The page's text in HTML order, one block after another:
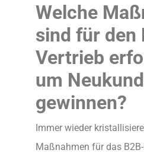
Welche
sind für den
Vertrieb
um
gewinnen?
Immer wieder
Maßnahmen für das